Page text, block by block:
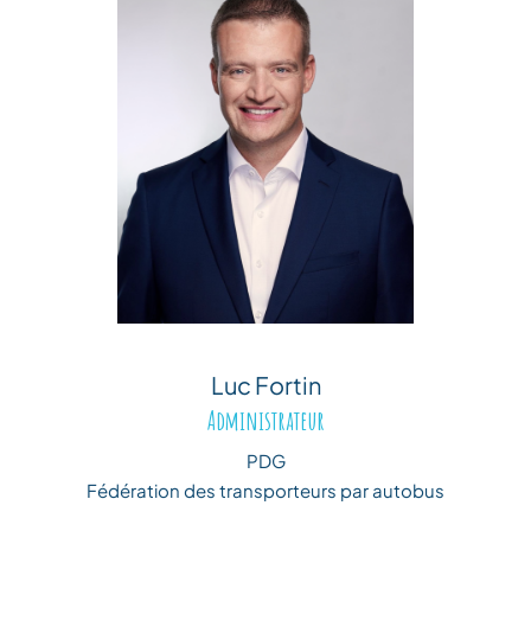
Luc Fortin
Administrateur
PDG
Fédération des transporteurs par autobus